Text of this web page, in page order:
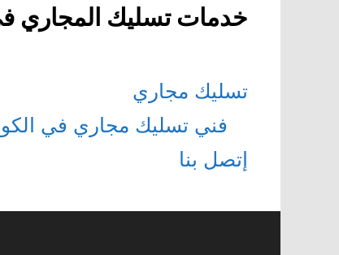
خدمات تسليك المجاري
تسليك مجاري
فني تسليك مجاري في
إتصل بنا